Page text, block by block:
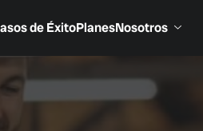
de ÉxitoPlanesNosotros